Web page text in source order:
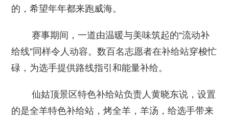
的，希望年年都来跑威海。
赛事期间，一道由温暖与美味筑起的“流动补
给线”同样令人动容。数百名志愿者在补给站穿梭忙
碌，为选手提供路线指引和能量补给。
仙姑顶景区特色补给站负责人黄晓东说，设置
的是全羊特色补给站，烤全羊，羊汤，给选手带来